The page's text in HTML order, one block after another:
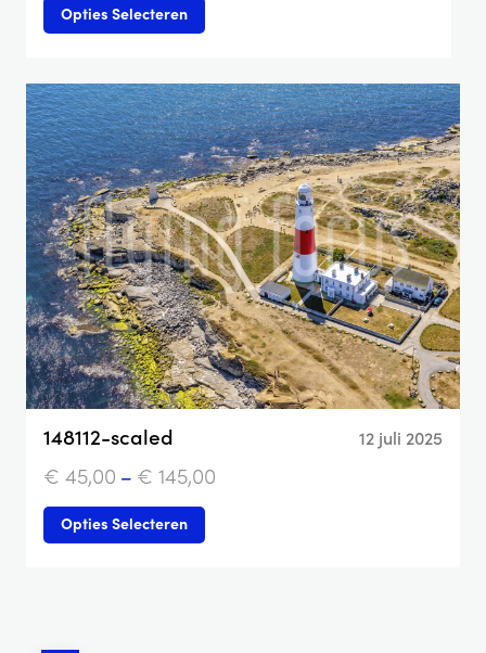
Opties Selecteren
148112-scaled 12 juli 2025
€ 45,00 – € 145,00
Opties Selecteren